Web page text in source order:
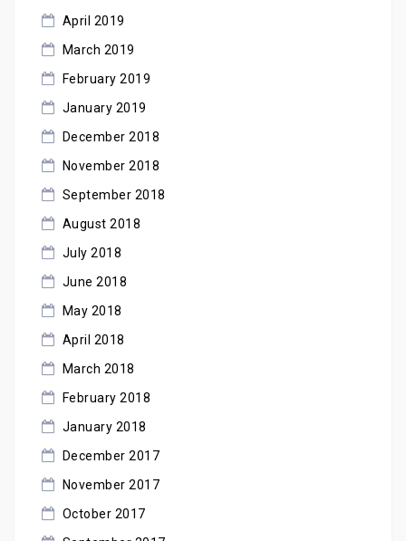
April 2019
March 2019
February 2019
January 2019
December 2018
November 2018
September 2018
August 2018
July 2018
June 2018
May 2018
April 2018
March 2018
February 2018
January 2018
December 2017
November 2017
October 2017